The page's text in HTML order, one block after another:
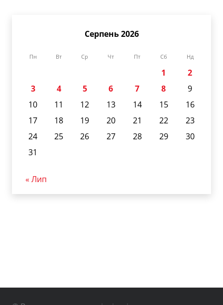
Серпень 2026
Пн Вт Ср Чт Пт Сб Нд
1
2
3
4 5 6 7 8
9
10
11 12 13 14 15
16
17
18 19 20 21 22
23
24
25 26 27 28 29
30
31
« Лип